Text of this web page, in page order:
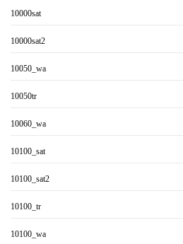
10000sat
10000sat2
10050_wa
10050tr
10060_wa
10100_sat
10100_sat2
10100_tr
10100_wa